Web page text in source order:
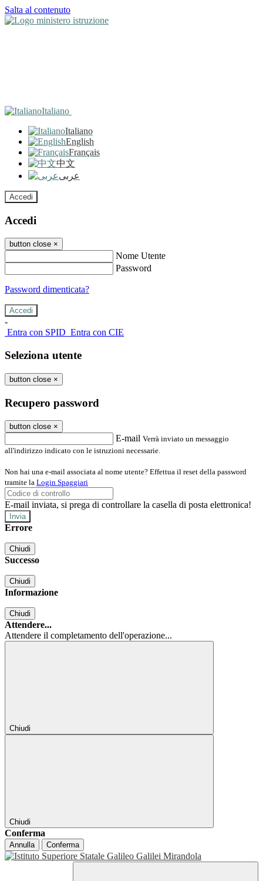
Salta al contenuto
Italiano
Italiano
English
Français
中文
عربى
Accedi
Accedi
button close ×
Nome Utente
Password
Password dimenticata?
-
Entra con SPID Entra con CIE
Seleziona utente
button close ×
Recupero password
button close ×
E-mail Verrà inviato un messaggio
all'indirizzo indicato con le istruzioni necessarie.
Non hai una e-mail associata al nome utente? Effettua il reset della password
tramite la Login Spaggiari
E-mail inviata, si prega di controllare la casella di posta elettronica!
Errore
Chiudi
Successo
Chiudi
Informazione
Chiudi
Attendere...
Attendere il completamento dell'operazione...
Chiudi
Chiudi
Conferma
Annulla Conferma